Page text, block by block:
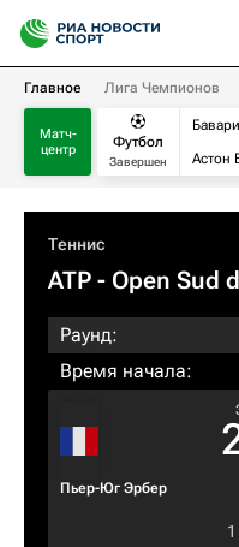
Главное Лига Чемпионов
Матч-
центр
Футбол
Завершен
Астон
Теннис
ATP - Open Sud
Раунд:
Время начала:
Пьер-Юг Эрбер
1